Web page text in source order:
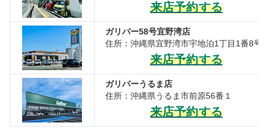
来店予約する
ガリバー58号宜野湾店
住所：沖縄県宜野湾市宇地泊1丁目1番8号
来店予約する
ガリバーうるま店
住所：沖縄県うるま市前原56番１
来店予約する